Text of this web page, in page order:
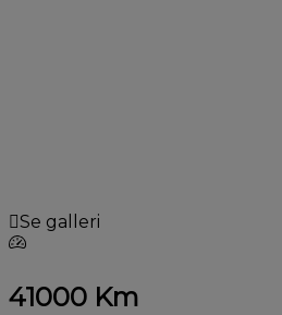
Se galleri
41000 Km